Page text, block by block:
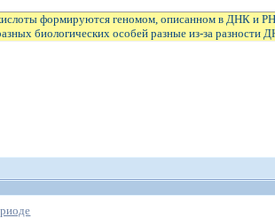
формируются геномом, описанном в ДНК и
биологических особей разные из-за разности